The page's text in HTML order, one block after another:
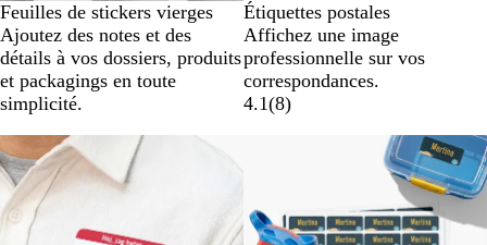
Feuilles de stickers vierges
Ajoutez des notes et des
détails à vos dossiers, produits
et packagings en toute
simplicité.
Étiquettes postales
Affichez une image
professionnelle sur vos
correspondances.
4.1(8)